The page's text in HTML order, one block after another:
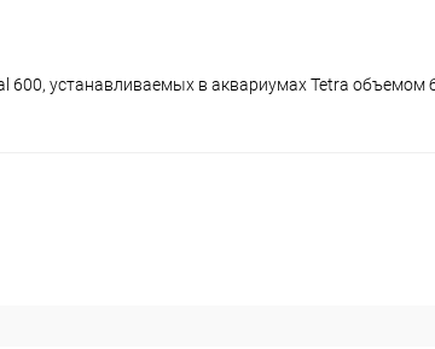
устанавливаемых в аквариумах Tetra объемом